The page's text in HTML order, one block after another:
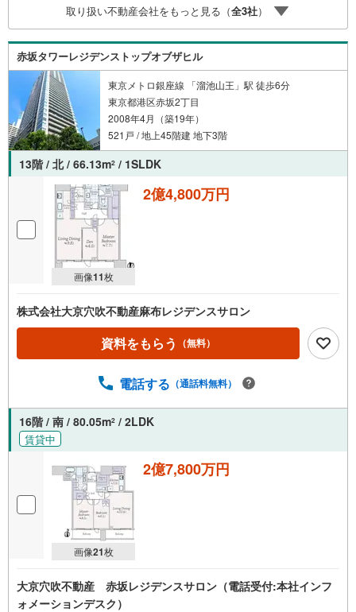
ボタンよりご予約いただくとご見学がスムーズにご案内で
きます。お客様のお住まいへの「希望」を形にするべく全
力でお手伝いさせていただきます。お会いできる日を心待
ちにしております。
取り扱い不動産会社をもっと見る（全3社）
赤坂タワーレジデンストップオブザヒル
東京メトロ銀座線 「溜池山王」駅 徒歩6分
東京都港区赤坂2丁目
2008年4月（築19年）
521戸 / 地上45階建 地下3階
13階 / 北 / 66.13m2 / 1SLDK
画像11枚
2億4,800万円
株式会社大京穴吹不動産麻布レジデンスサロン
資料をもらう （無料）
電話する （通話料無料）
16階 / 南 / 80.05m2 / 2LDK
賃貸中
画像21枚
2億7,800万円
大京穴吹不動産 赤坂レジデンスサロン（電話受付:本社インフ
ォメーションデスク）